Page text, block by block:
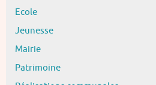
Ecole
Jeunesse
Mairie
Patrimoine